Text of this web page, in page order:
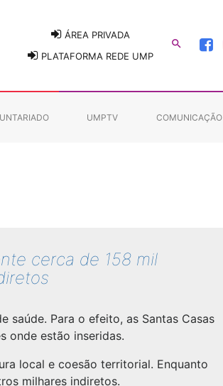
ÁREA PRIVADA
PLATAFORMA REDE UMP

UMPTV COMUNICAÇÃO
cerca de 158 mil
saúde. Para o efeito, as Santas Casas
onde estão inseridas.
local e coesão territorial. Enquanto
milhares indiretos.